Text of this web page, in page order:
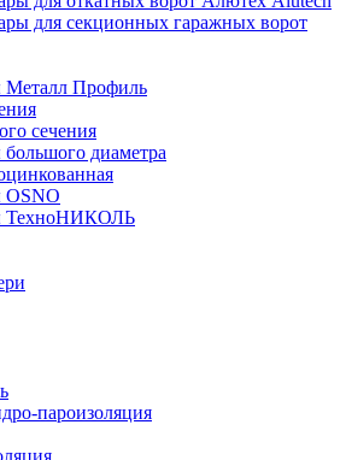
для секционных гаражных ворот
Металл Профиль
сечения
диаметра
OSNO
ТехноНИКОЛЬ
пароизоляция